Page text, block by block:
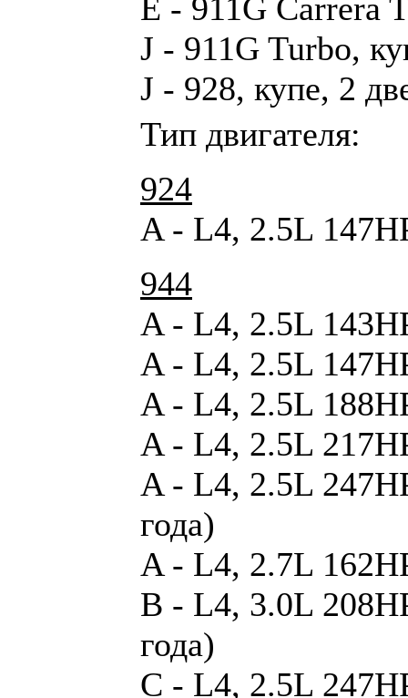
E - 911G Carrera
J - 911G Turbo,
J - 928, купе, 2
Тип двигателя:
924
A - L4, 2.5L
944
A - L4, 2.5L
A - L4, 2.5L
A - L4, 2.5L
A - L4, 2.5L
A - L4, 2.5L
года)
A - L4, 2.7L
B - L4, 3.0L
года)
C - L4, 2.5L